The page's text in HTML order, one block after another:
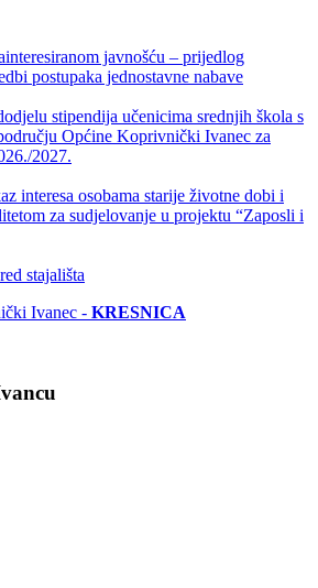
javnošću – prijedlog
postupaka jednostavne nabave
stipendija učenicima srednjih škola s
Općine Koprivnički Ivanec za
2027.
interesa osobama starije životne dobi i
za sudjelovanje u projektu “Zaposli i
stajališta
Ivanec - KRESNICA